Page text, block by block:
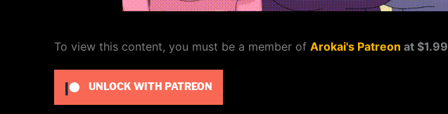
To view this content, you must be a member of Arokai's Patreon at $1.99
UNLOCK WITH PATREON